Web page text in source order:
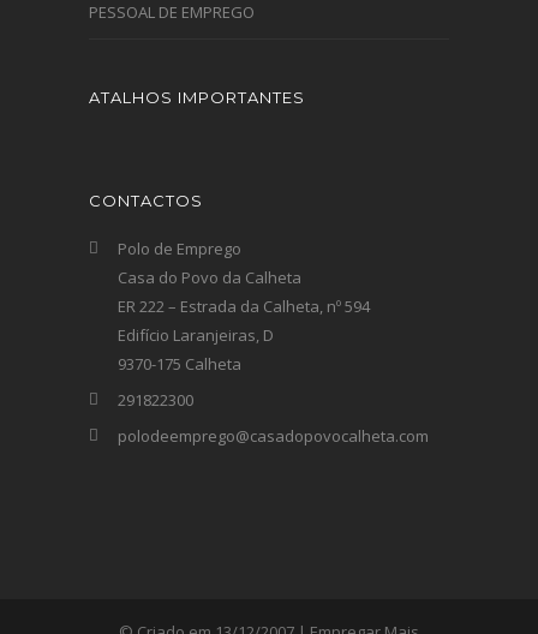
PESSOAL DE EMPREGO
ATALHOS IMPORTANTES
CONTACTOS
Polo de Emprego
Casa do Povo da Calheta
ER 222 – Estrada da Calheta, nº 594
Edifício Laranjeiras, D
9370-175 Calheta
291822300
polodeemprego@casadopovocalheta.com